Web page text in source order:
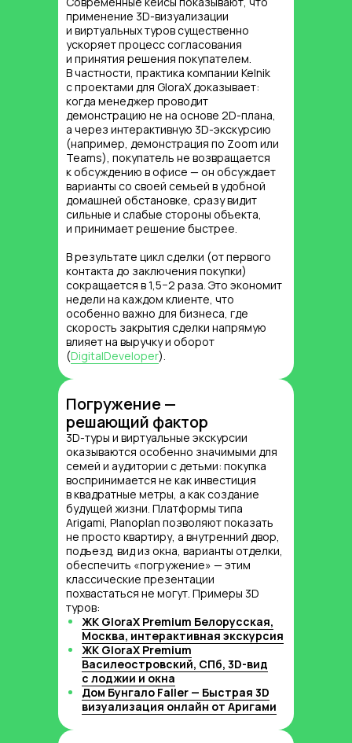
применение 3D-визуализации
и виртуальных туров существенно
ускоряет процесс согласования
и принятия решения покупателем.
В частности, практика компании Kelnik
с проектами для GloraX доказывает:
когда менеджер проводит
демонстрацию не на основе 2D-плана,
а через интерактивную 3D-экскурсию
(например, демонстрация по Zoom или
Teams), покупатель не возвращается
к обсуждению в офисе — он обсуждает
варианты со своей семьей в удобной
домашней обстановке, сразу видит
сильные и слабые стороны объекта,
и принимает решение быстрее.
В результате цикл сделки (от первого
контакта до заключения покупки)
сокращается в 1,5−2 раза. Это экономит
недели на каждом клиенте, что
особенно важно для бизнеса, где
скорость закрытия сделки напрямую
влияет на выручку и оборот
(DigitalDeveloper).
Погружение —
решающий фактор
3D-туры и виртуальные экскурсии
оказываются особенно значимыми для
семей и аудитории с детьми: покупка
воспринимается не как инвестиция
в квадратные метры, а как создание
будущей жизни. Платформы типа
Arigami, Planoplan позволяют показать
не просто квартиру, а внутренний двор,
подъезд, вид из окна, варианты отделки,
обеспечить «погружение» — этим
классические презентации
похвастаться не могут. Примеры 3D
туров:
ЖК GloraX Premium Белорусская,
Москва, интерактивная экскурсия
ЖК GloraX Premium
Василеостровский, СПб, 3D-вид
с лоджии и окна
Дом Бунгало Faller — Быстрая 3D
визуализация онлайн от Аригами
Современные застройщики
и архитектурные студии используют
динамические 3D-видео и виртуальные
туры не только для продаж, но и для
привлечения инвестиций и согласований
с муниципалитетами.
По данным Cylind, уже 90% презентаций
для инвесторов включают
фотореалистичную визуализацию или
интерактивные демонстрации. Это
позволяет банкирам и инвесторам
объективно оценить проект, снизить
свои риски и ускорить процесс принятия
решений о финансировании.
Визуализация становится новым
стандартом — без неё шансы получить
cylind.com).
Экологичность и устойчивое
проектирование
3D-визуализация — это не только
эстетика, но и практический инструмент
экологического контроля ещё до этапа
строительства.
В процессе моделирования специалисты
могут «прожить» проект во всех
деталях: протестировать варианты
организации освещения, проверить
вентиляцию, смоделировать сценарии
энергопотребления, учесть влияние
материалов на микроклимат и комфорт.
Такая проработка помогает заранее
соответствовать критериям
экологической сертификации, снизить
расходы на корректировку решений
и повысить привлекательность объекта
для покупателей, заботящихся
об устойчивом развитии.